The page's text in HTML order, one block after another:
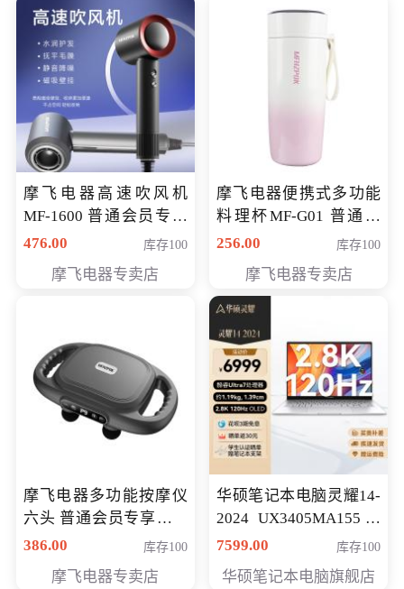
摩飞电器高速吹风机
MF-1600 普通会员专享
价298元
476.00 库存100
摩飞电器专卖店
摩飞电器便携式多功能
料理杯MF-G01 普通会
员专享价格118元
256.00 库存100
摩飞电器专卖店
摩飞电器多功能按摩仪
六头 普通会员专享价格
199元
386.00 库存100
摩飞电器专卖店
华硕笔记本电脑灵耀14-
2024 UX3405MA155冰
川银 oled 智慧轻薄本 会
7599.00 库存100
华硕笔记本电脑旗舰店